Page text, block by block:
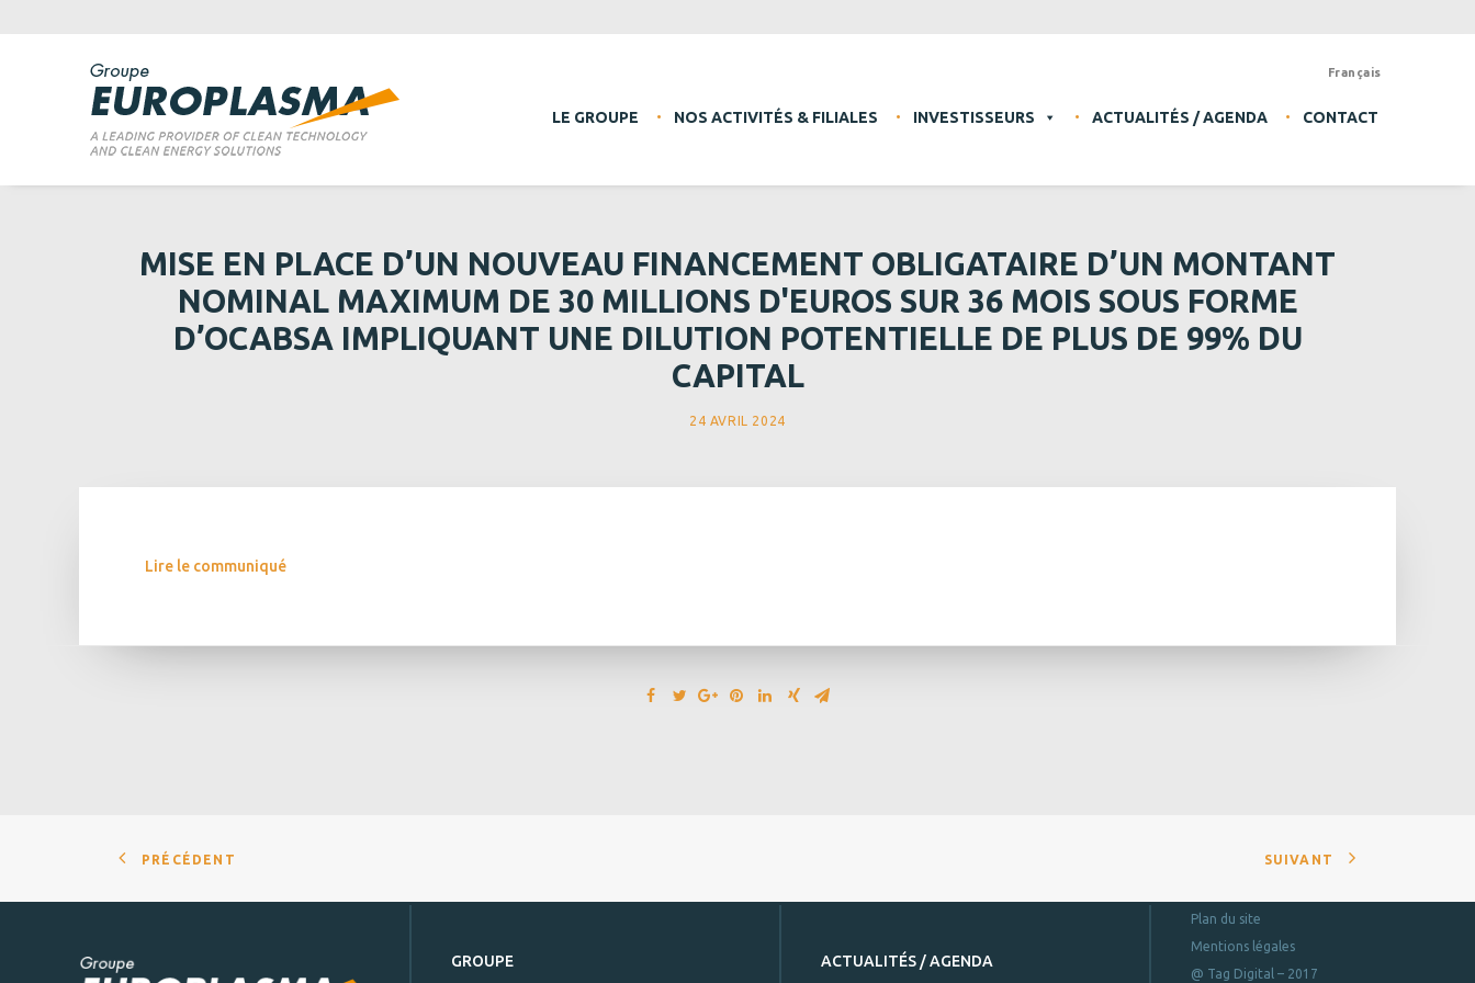
LE GROUPE NOS ACTIVITÉS & FILIALES INVESTISSEURS ACTUALITÉS / AGENDA CONTACT
Français
MISE EN PLACE D’UN NOUVEAU FINANCEMENT OBLIGATAIRE D’UN MONTANT
NOMINAL MAXIMUM DE 30 MILLIONS D'EUROS SUR 36 MOIS SOUS FORME
D’OCABSA IMPLIQUANT UNE DILUTION POTENTIELLE DE PLUS DE 99% DU
CAPITAL
24 AVRIL 2024
Lire le communiqué
PRÉCÉDENT SUIVANT
GROUPE ACTUALITÉS / AGENDA
Plan du site
Mentions légales
@ Tag Digital – 2017